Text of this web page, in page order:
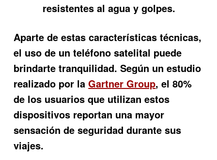
resistentes al agua y golpes.
Aparte de estas características técnicas,
el uso de un teléfono satelital puede
brindarte tranquilidad. Según un estudio
realizado por laGartner Group, el 80%
de los usuarios que utilizan estos
dispositivos reportan una mayor
sensación de seguridad durante sus
viajes.